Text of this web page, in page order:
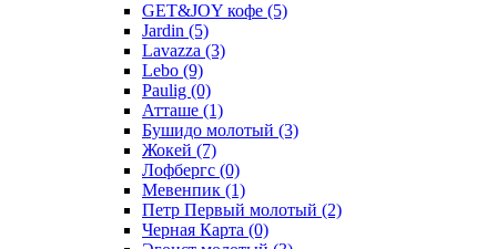
GET&JOY кофе (5)
Jardin (5)
Lavazza (3)
Lebo (9)
Paulig (0)
Атташе (1)
Бушидо молотый (3)
Жокей (7)
Лофбергс (0)
Мевенпик (1)
Петр Первый молотый (2)
Черная Карта (0)